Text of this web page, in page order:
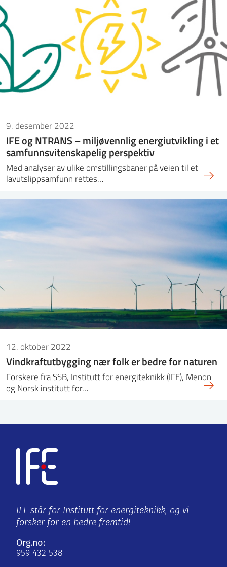
9. desember 2022
IFE og NTRANS – miljøvennlig energiutvikling i et
samfunnsvitenskapelig perspektiv
Med analyser av ulike omstillingsbaner på veien til et
lavutslippsamfunn rettes…
12. oktober 2022
Vindkraftutbygging nær folk er bedre for naturen
Forskere fra SSB, Institutt for energiteknikk (IFE), Menon
og Norsk institutt for…
IFE står for Institutt for energiteknikk, og vi
forsker for en bedre fremtid!
Org.no:
959 432 538